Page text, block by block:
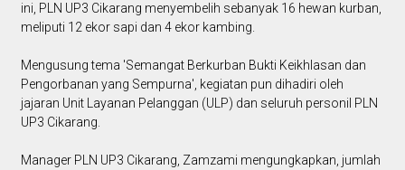
ini, PLN UP3 Cikarang menyembelih sebanyak 16 hewan kurban,
meliputi 12 ekor sapi dan 4 ekor kambing.
Mengusung tema 'Semangat Berkurban Bukti Keikhlasan dan
Pengorbanan yang Sempurna', kegiatan pun dihadiri oleh
jajaran Unit Layanan Pelanggan (ULP) dan seluruh personil PLN
UP3 Cikarang.
Manager PLN UP3 Cikarang, Zamzami mengungkapkan, jumlah